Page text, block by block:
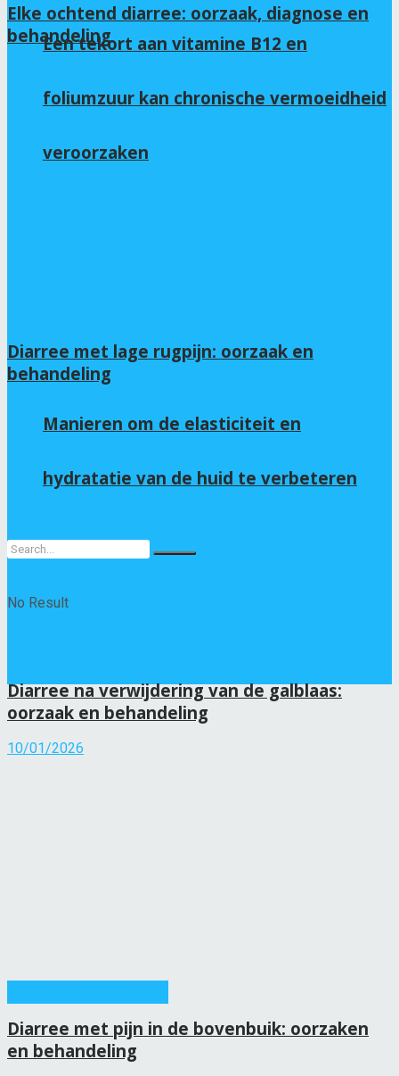
Een tekort aan vitamine B12 en
foliumzuur kan chronische vermoeidheid
veroorzaken
Manieren om de elasticiteit en
hydratatie van de huid te verbeteren
No Result
Elke ochtend diarree: oorzaak, diagnose en
behandeling
Diarree met lage rugpijn: oorzaak en
behandeling
Diarree na verwijdering van de galblaas:
oorzaak en behandeling
10/01/2026
Diarree met pijn in de bovenbuik: oorzaken
en behandeling